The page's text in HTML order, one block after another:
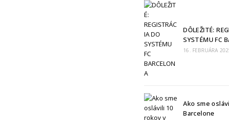
DÔLEŽITÉ:
SYSTÉMU FC
16. FEBRUÁRA
Ako sme
Barcelone